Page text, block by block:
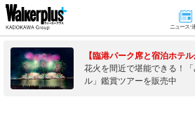
ニュース･
【臨港パーク席と宿泊ホテル
花火を間近で堪能できる！
ル」鑑賞ツアーを販売中